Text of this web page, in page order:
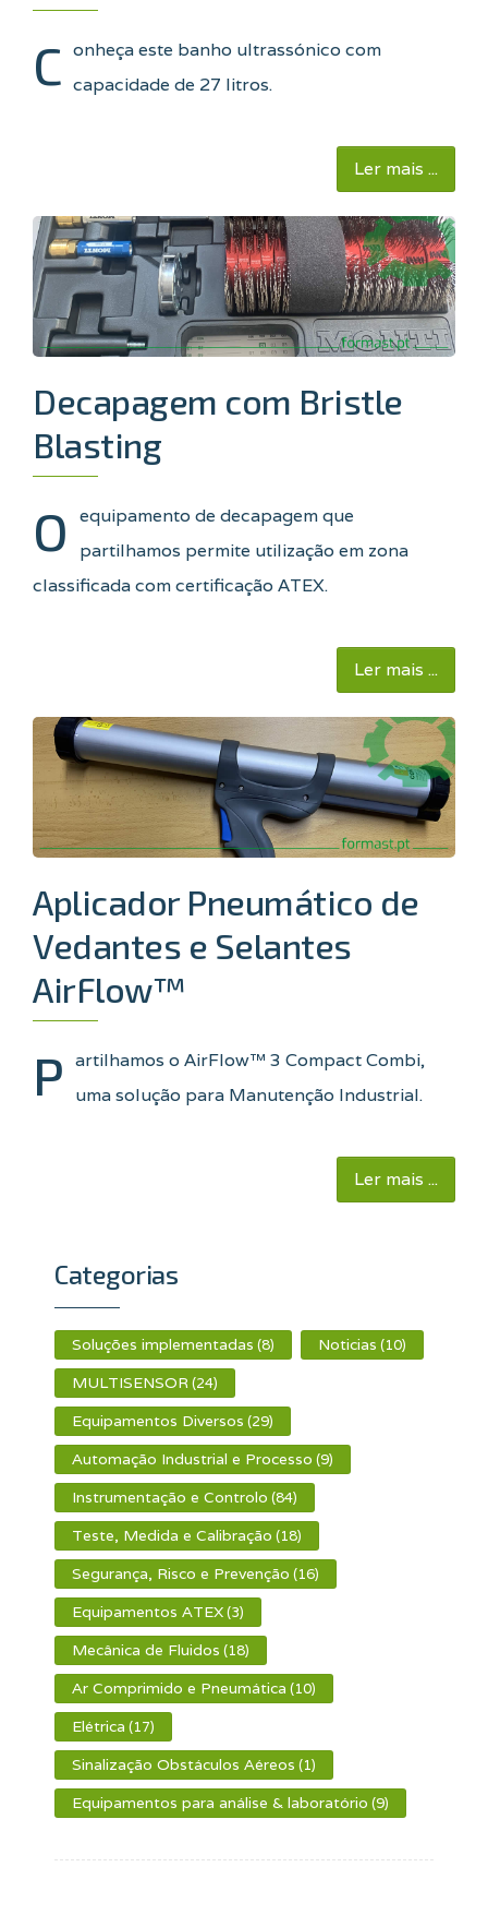
C onheça este banho ultrassónico com
capacidade de 27 litros.
Ler mais ...
Decapagem com Bristle
Blasting
O
equipamento de decapagem que
partilhamos permite utilização em zona
classificada com certificação ATEX.
Ler mais ...
Aplicador Pneumático de
Vedantes e Selantes
AirFlow™
P artilhamos o AirFlow™ 3 Compact Combi,
uma solução para Manutenção Industrial.
Ler mais ...
Categorias
Soluções implementadas (8) Noticias (10)
MULTISENSOR(24)
Equipamentos Diversos (29)
Automação Industrial e Processo (9)
Instrumentação e Controlo (84)
Teste, Medida e Calibração (18)
Segurança, Risco e Prevenção (16)
Equipamentos ATEX(3)
Mecânica de Fluidos (18)
Ar Comprimido e Pneumática (10)
Elétrica (17)
Sinalização Obstáculos Aéreos (1)
Equipamentos para análise & laboratório (9)